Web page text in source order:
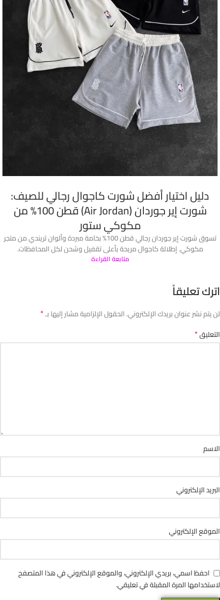
دليل اختيار أفضل شورت كاجوال رجالي للصيف:
شورت إير جوردان (Air Jordan) قطن 100% من
مكوكي ستور
تسوق شورت إير جوردان رجالي قطن 100% بخامة مبردة وألوان تريندي من متجر
مكوكي. إطلالة كاجوال مريحة بأعلى تقفيل وشحن لكل المحافظات.
متابعة القراءة
اترك تعليقاً
لن يتم نشر عنوان بريدك الإلكتروني.الحقول الإلزامية مشار إليها بـ*
التعليق*
الاسم
البريد الإلكتروني
الموقع الإلكتروني
احفظ اسمي، بريدي الإلكتروني، والموقع الإلكتروني في هذا المتصفح
لاستخدامها المرة المقبلة في تعليقي.